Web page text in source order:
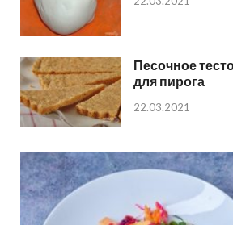
Песочное
для пирога
22.03.2021